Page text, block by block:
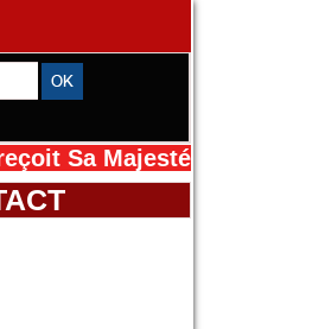
Majesté Mansah Cissé